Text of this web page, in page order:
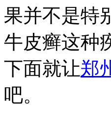
果并不是特
牛皮癣这种
下面就让郑
吧。